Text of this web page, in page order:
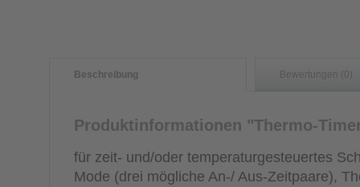
Beschreibung Bewertungen (0)
Produktinformationen "Thermo-
für zeit- und/oder temperaturgesteuertes
Mode (drei mögliche An-/ Aus-Zeitpaare),